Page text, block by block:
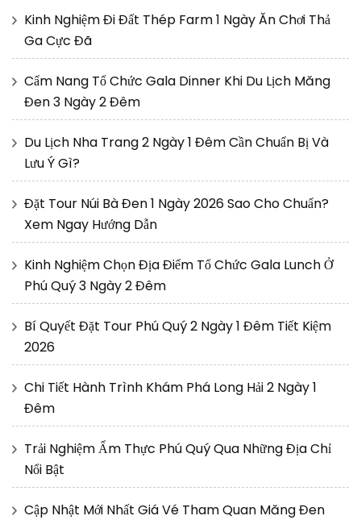
Kinh Nghiệm Đi Đất Thép Farm 1 Ngày Ăn Chơi Thả
Ga Cực Đã
Cẩm Nang Tổ Chức Gala Dinner Khi Du Lịch Măng
Đen 3 Ngày 2 Đêm
Du Lịch Nha Trang 2 Ngày 1 Đêm Cần Chuẩn Bị Và
Lưu Ý Gì?
Đặt Tour Núi Bà Đen 1 Ngày 2026 Sao Cho Chuẩn?
Xem Ngay Hướng Dẫn
Kinh Nghiệm Chọn Địa Điểm Tổ Chức Gala Lunch Ở
Phú Quý 3 Ngày 2 Đêm
Bí Quyết Đặt Tour Phú Quý 2 Ngày 1 Đêm Tiết Kiệm
2026
Chi Tiết Hành Trình Khám Phá Long Hải 2 Ngày 1
Đêm
Trải Nghiệm Ẩm Thực Phú Quý Qua Những Địa Chỉ
Nổi Bật
Cập Nhật Mới Nhất Giá Vé Tham Quan Măng Đen